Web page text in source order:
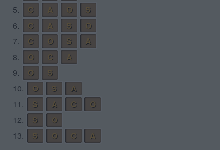
5.
C A O
S
6.
C A S
O
7.
C O S
A
8.
O C
A
9.
O
S
10.
O S
A
11.
S A C
O
12.
S
O
13.
S O C
A